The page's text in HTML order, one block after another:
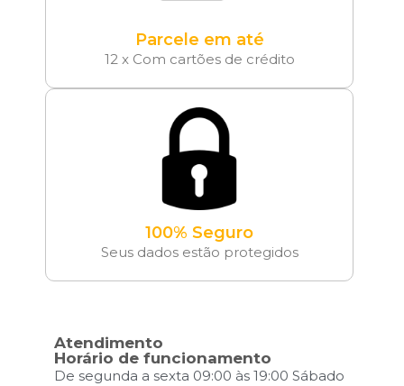
Parcele em até
12 x Com cartões de crédito
100% Seguro
Seus dados estão protegidos
Atendimento
Horário de funcionamento
De segunda a sexta 09:00 às 19:00 Sábado